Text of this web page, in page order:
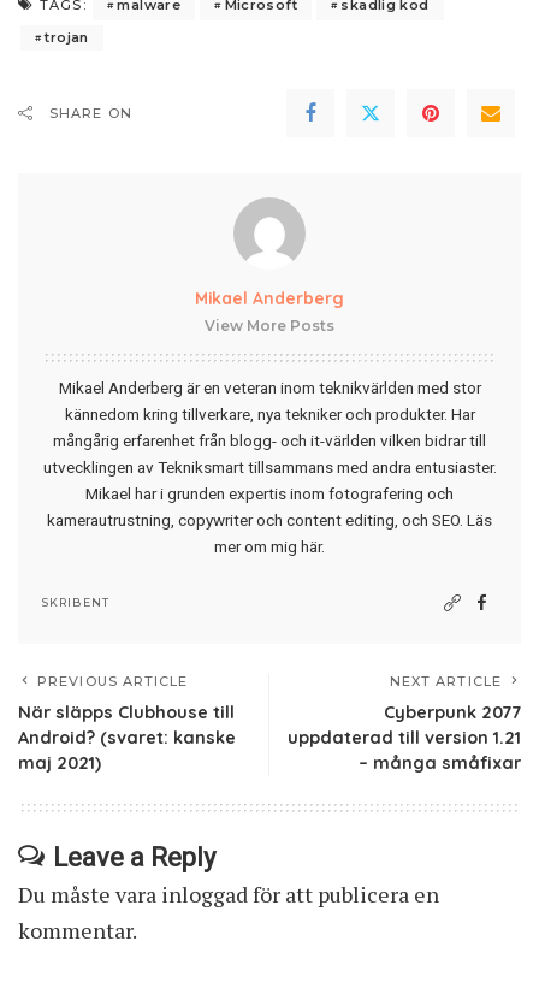
TAGS: malware Microsoft
skadlig kod
trojan
SHARE ON
Mikael Anderberg
View More Posts
Mikael Anderberg är en veteran inom teknikvärlden med stor
kännedom kring tillverkare, nya tekniker och produkter. Har
mångårig erfarenhet från blogg- och it-världen vilken bidrar till
utvecklingen av Tekniksmart tillsammans med andra entusiaster.
Mikael har i grunden expertis inom fotografering och
kamerautrustning, copywriter och content editing, och SEO. Läs
mer om mig här.
SKRIBENT
PREVIOUS ARTICLE
När släpps Clubhouse till
Android? (svaret: kanske
maj 2021)
NEXT ARTICLE
Cyberpunk 2077
uppdaterad till version 1.21
– många småfixar
Leave a Reply
Du måste vara inloggadför att publicera en
kommentar.